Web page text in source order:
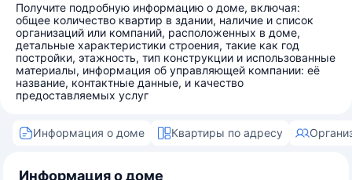
Получите подробную информацию о доме, включая:
общее количество квартир в здании, наличие и список
организаций или компаний, расположенных в доме,
детальные характеристики строения, такие как год
постройки, этажность, тип конструкции и использованные
материалы, информация об управляющей компании: её
название, контактные данные, и качество
предоставляемых услуг
Информация о доме Квартиры по адресу
Информация о доме